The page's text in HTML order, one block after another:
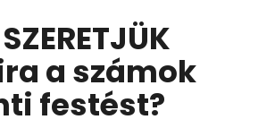
a számok
festést?